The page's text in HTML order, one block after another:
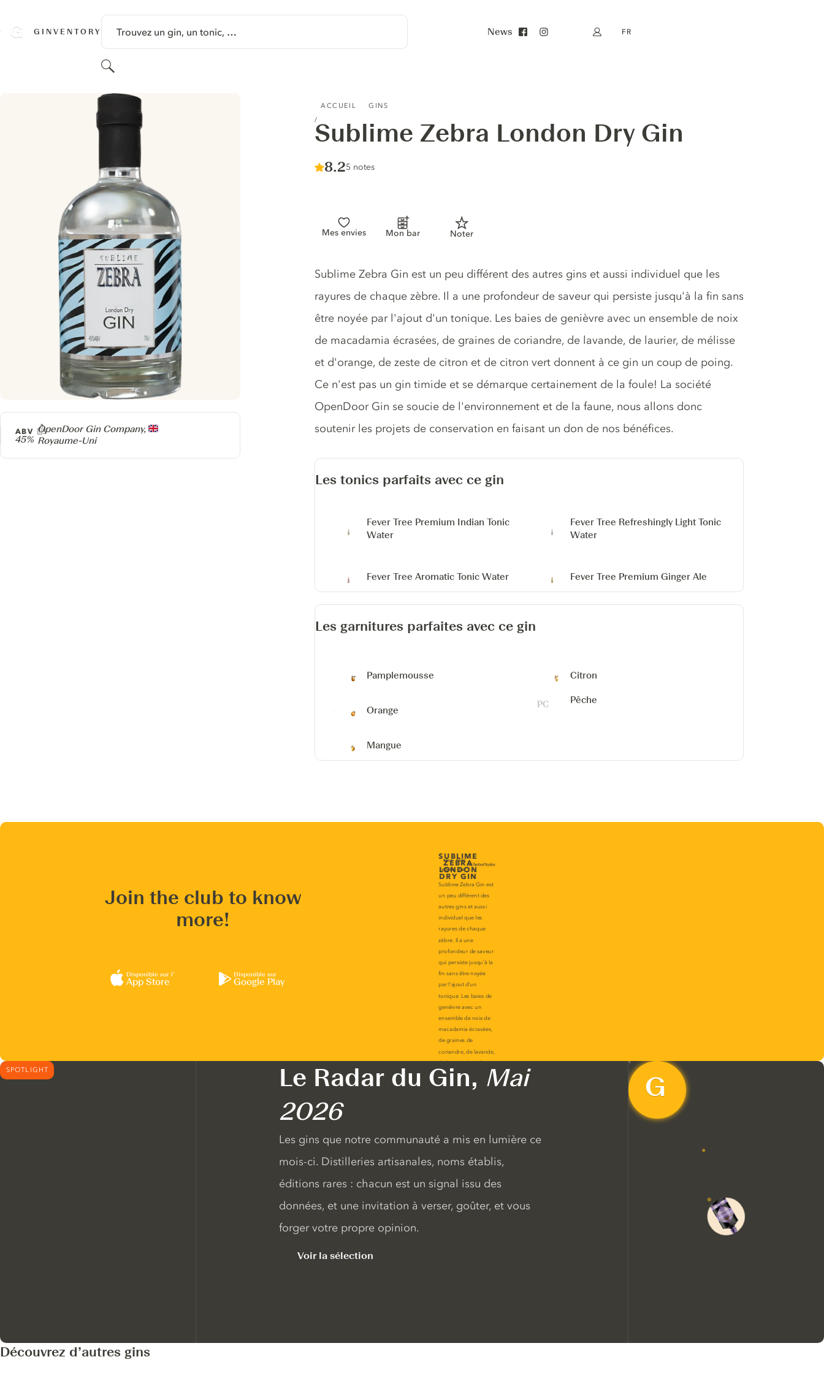
GINVENTORY Trouvez un gin, un tonic, …
Rechercher
News Mon compte
FR
ACCUEIL GINS
Sublime Zebra London Dry Gin
Score :
8.2/ 10
5 notes
Mes envies Mon bar Noter
Producteur
OpenDoor Gin Company,
Royaume-Uni
ABV
45%
Description du gin
Sublime Zebra Gin est un peu différent des autres gins et aussi individuel que les
rayures de chaque zèbre. Il a une profondeur de saveur qui persiste jusqu'à la fin sans
être noyée par l'ajout d'un tonique. Les baies de genièvre avec un ensemble de noix
de macadamia écrasées, de graines de coriandre, de lavande, de laurier, de mélisse
et d'orange, de zeste de citron et de citron vert donnent à ce gin un coup de poing.
Ce n'est pas un gin timide et se démarque certainement de la foule! La société
OpenDoor Gin se soucie de l'environnement et de la faune, nous allons donc
soutenir les projets de conservation en faisant un don de nos bénéfices.
Les tonics parfaits avec ce gin
Fever Tree Premium Indian Tonic
Water
Fever Tree Refreshingly Light Tonic
Water
Fever Tree Aromatic Tonic Water Fever Tree Premium Ginger Ale
Les garnitures parfaites avec ce gin
Pamplemousse Citron
Orange
Pêche
Mangue
Join the club to know
more!
Disponible sur l’
App Store
Disponible sur
Google Play
SPOTLIGHT Le Radar du Gin, Mai
2026
Les gins que notre communauté a mis en lumière ce
mois-ci. Distilleries artisanales, noms établis,
éditions rares : chacun est un signal issu des
données, et une invitation à verser, goûter, et vous
forger votre propre opinion.
Voir la sélection
Découvrez d’autres gins